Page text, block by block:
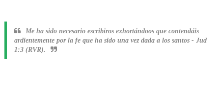
Me ha sido necesario escribiros exhortándoos que contendáis
ardientemente por la fe que ha sido una vez dada a los santos - Jud
1:3 (RVR).